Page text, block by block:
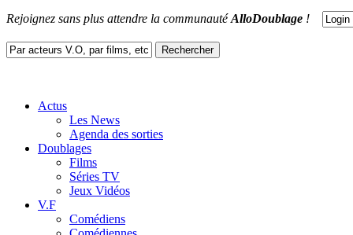
Rejoignez sans plus attendre la communautéAlloDoublage !
Actus
Les News
Agenda des sorties
Doublages
Films
Séries TV
Jeux Vidéos
V.F
Comédiens